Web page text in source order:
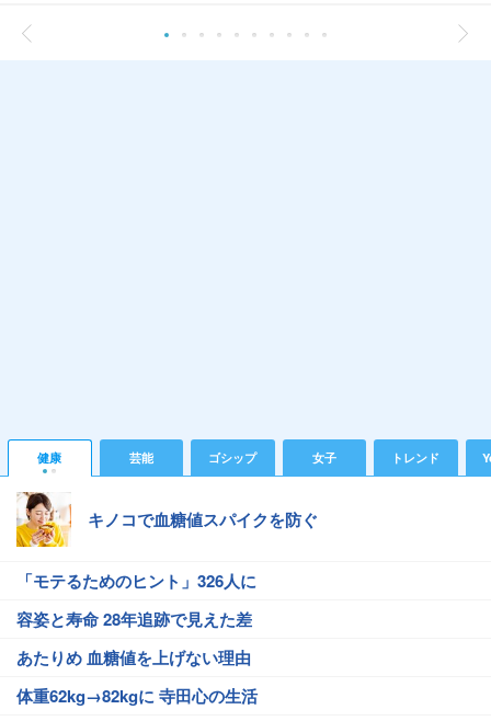
健康 芸能 ゴシップ 女子 トレンド
キノコで血糖値スパイクを防ぐ
「モテるためのヒント」326人に
容姿と寿命 28年追跡で見えた差
あたりめ 血糖値を上げない理由
体重62kg→82kgに 寺田心の生活